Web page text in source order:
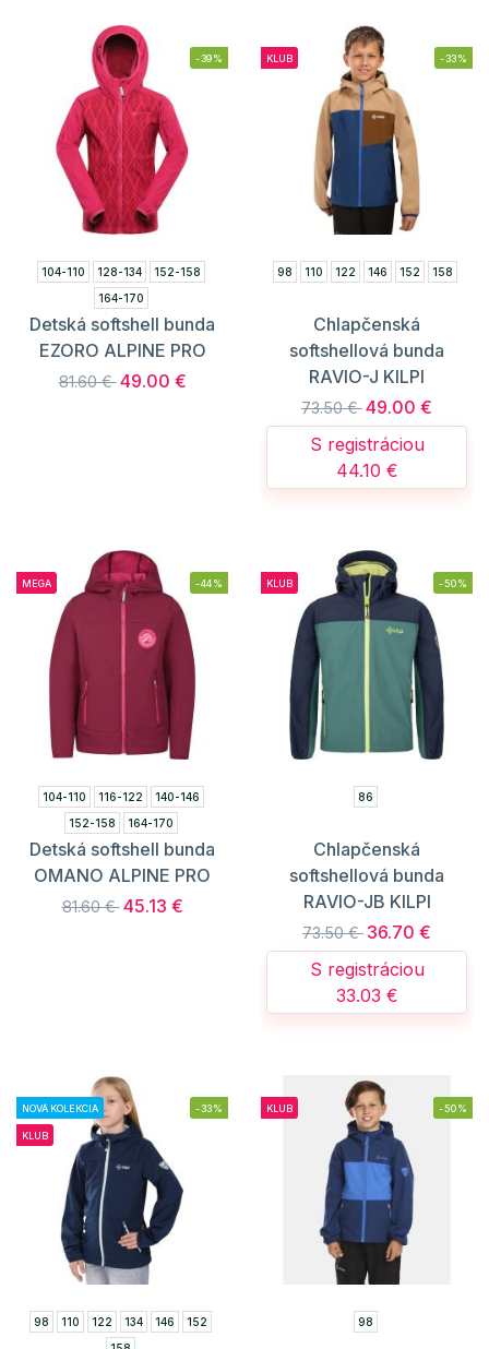
-39%
104-110 128-134
152-158
164-170
Detská softshell bunda
EZORO ALPINE PRO
81.60 € 49.00 €
KLUB -33%
98 110 122 146 152 158
Chlapčenská
softshellová bunda
RAVIO-J KILPI
73.50 €49.00 €
S registráciou
44.10 €
MEGA -44%
104-110 116-122
140-146
152-158
164-170
Detská softshell bunda
OMANO ALPINE PRO
81.60 € 45.13 €
KLUB -50%
86
Chlapčenská
softshellová bunda
RAVIO-JB KILPI
73.50 € 36.70 €
S registráciou
33.03 €
NOVÁ KOLEKCIA
KLUB
-33%
98 110 122 134 146
152
KLUB -50%
98